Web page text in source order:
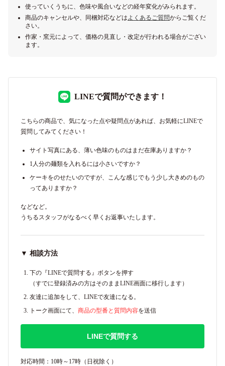
使っていくうちに、色味や風合いなどの経年変化がみられます。
商品のキャンセルや、同梱対応などはよくあるご質問からご覧くだ
さい。
作家・窯元によって、価格の見直し・改定が行われる場合がござい
ます。
LINEで質問ができます！
こちらの商品で、気になった点や疑問点があれば、お気軽にLINEで
質問してみてください！
サイト写真にある、薄い色味のものはまだ在庫ありますか？
1人分の麺類を入れるには小さいですか？
ケーキをのせたいのですが、こんな感じでもう少し大きめのもの
ってありますか？
などなど。
うちるスタッフがなるべく早くお返事いたします。
▼ 相談方法
下の『LINEで質問する』ボタンを押す
（すでに登録済みの方はそのままLINE画面に移行します）
友達に追加をして、LINEで友達になる。
トーク画面にて、 商品の型番と質問内容を送信
LINEで質問する
対応時間：10時～17時（日祝除く）